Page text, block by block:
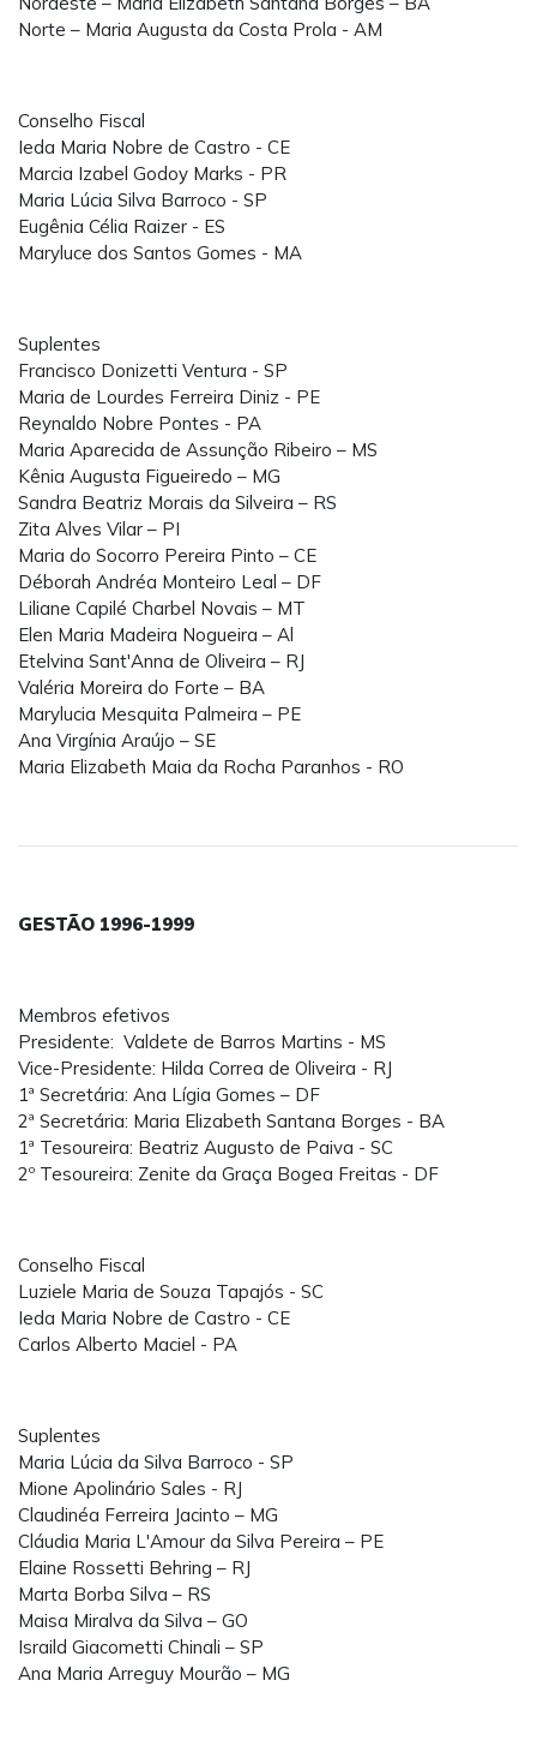
Norte – Maria Augusta da Costa Prola - AM
Conselho Fiscal
Ieda Maria Nobre de Castro - CE
Marcia Izabel Godoy Marks - PR
Maria Lúcia Silva Barroco - SP
Eugênia Célia Raizer - ES
Maryluce dos Santos Gomes - MA
Suplentes
Francisco Donizetti Ventura - SP
Maria de Lourdes Ferreira Diniz - PE
Reynaldo Nobre Pontes - PA
Maria Aparecida de Assunção Ribeiro – MS
Kênia Augusta Figueiredo – MG
Sandra Beatriz Morais da Silveira – RS
Zita Alves Vilar – PI
Maria do Socorro Pereira Pinto – CE
Déborah Andréa Monteiro Leal – DF
Liliane Capilé Charbel Novais – MT
Elen Maria Madeira Nogueira – Al
Etelvina Sant'Anna de Oliveira – RJ
Valéria Moreira do Forte – BA
Marylucia Mesquita Palmeira – PE
Ana Virgínia Araújo – SE
Maria Elizabeth Maia da Rocha Paranhos - RO
GESTÃO 1996-1999
Membros efetivos
Presidente: Valdete de Barros Martins - MS
Vice-Presidente: Hilda Correa de Oliveira - RJ
1ª Secretária: Ana Lígia Gomes – DF
2ª Secretária: Maria Elizabeth Santana Borges - BA
1ª Tesoureira: Beatriz Augusto de Paiva - SC
2º Tesoureira: Zenite da Graça Bogea Freitas - DF
Conselho Fiscal
Luziele Maria de Souza Tapajós - SC
Ieda Maria Nobre de Castro - CE
Carlos Alberto Maciel - PA
Suplentes
Maria Lúcia da Silva Barroco - SP
Mione Apolinário Sales - RJ
Claudinéa Ferreira Jacinto – MG
Cláudia Maria L'Amour da Silva Pereira – PE
Elaine Rossetti Behring – RJ
Marta Borba Silva – RS
Maisa Miralva da Silva – GO
Israild Giacometti Chinali – SP
Ana Maria Arreguy Mourão – MG